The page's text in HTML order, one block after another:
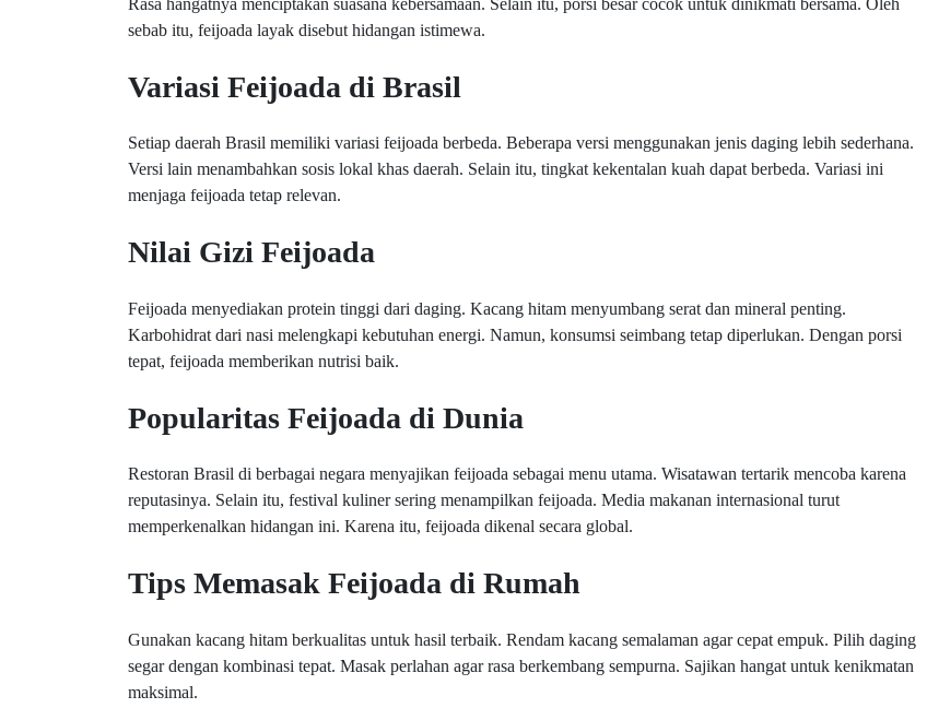
sebab itu, feijoada layak disebut hidangan istimewa.
Variasi Feijoada di Brasil
Setiap daerah Brasil memiliki variasi feijoada berbeda. Beberapa versi menggunakan jenis daging lebih sederhana.
Versi lain menambahkan sosis lokal khas daerah. Selain itu, tingkat kekentalan kuah dapat berbeda. Variasi ini
menjaga feijoada tetap relevan.
Nilai Gizi Feijoada
Feijoada menyediakan protein tinggi dari daging. Kacang hitam menyumbang serat dan mineral penting.
Karbohidrat dari nasi melengkapi kebutuhan energi. Namun, konsumsi seimbang tetap diperlukan. Dengan porsi
tepat, feijoada memberikan nutrisi baik.
Popularitas Feijoada di Dunia
Restoran Brasil di berbagai negara menyajikan feijoada sebagai menu utama. Wisatawan tertarik mencoba karena
reputasinya. Selain itu, festival kuliner sering menampilkan feijoada. Media makanan internasional turut
memperkenalkan hidangan ini. Karena itu, feijoada dikenal secara global.
Tips Memasak Feijoada di Rumah
Gunakan kacang hitam berkualitas untuk hasil terbaik. Rendam kacang semalaman agar cepat empuk. Pilih daging
segar dengan kombinasi tepat. Masak perlahan agar rasa berkembang sempurna. Sajikan hangat untuk kenikmatan
maksimal.